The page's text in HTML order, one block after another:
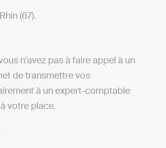
(67).
n'avez pas à faire appel à un
de transmettre vos
à un expert-comptable
votre place.